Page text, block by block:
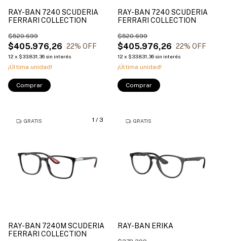
RAY-BAN 7240 SCUDERIA
FERRARI COLLECTION
$405.976,26
$520.699
22% OFF
12 x $33.831,36 sin interés
¡Última unidad!
Comprar
RAY-BAN 7240 SCUDERIA
FERRARI COLLECTION
$405.976,26
$520.699
22% OFF
12 x $33.831,36 sin interés
¡Última unidad!
Comprar
1 / 3
GRATIS
RAY-BAN 7240M SCUDERIA
FERRARI COLLECTION
GRATIS
RAY-BAN ERIKA